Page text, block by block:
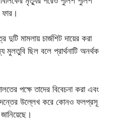
মামলায় চার্জশিট দায়ের করা
মুলতুবি ছিল বলে প্রার্থনাটি অনর্থক
পক্ষে তাদের বিবেচনা করা এবং
উল্লেখ করে কোনও ফলপ্রসূ